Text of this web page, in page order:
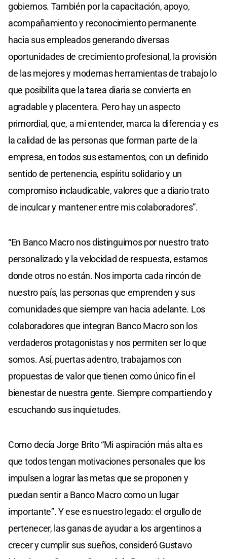
gobiernos. También por la capacitación, apoyo,
acompañamiento y reconocimiento permanente
hacia sus empleados generando diversas
oportunidades de crecimiento profesional, la provisión
de las mejores y modernas herramientas de trabajo lo
que posibilita que la tarea diaria se convierta en
agradable y placentera. Pero hay un aspecto
primordial, que, a mi entender, marca la diferencia y es
la calidad de las personas que forman parte de la
empresa, en todos sus estamentos, con un definido
sentido de pertenencia, espíritu solidario y un
compromiso inclaudicable, valores que a diario trato
de inculcar y mantener entre mis colaboradores”.
“En Banco Macro nos distinguimos por nuestro trato
personalizado y la velocidad de respuesta, estamos
donde otros no están. Nos importa cada rincón de
nuestro país, las personas que emprenden y sus
comunidades que siempre van hacia adelante. Los
colaboradores que integran Banco Macro son los
verdaderos protagonistas y nos permiten ser lo que
somos. Así, puertas adentro, trabajamos con
propuestas de valor que tienen como único fin el
bienestar de nuestra gente. Siempre compartiendo y
escuchando sus inquietudes.
Como decía Jorge Brito “Mi aspiración más alta es
que todos tengan motivaciones personales que los
impulsen a lograr las metas que se proponen y
puedan sentir a Banco Macro como un lugar
importante”. Y ese es nuestro legado: el orgullo de
pertenecer, las ganas de ayudar a los argentinos a
crecer y cumplir sus sueños, consideró Gustavo